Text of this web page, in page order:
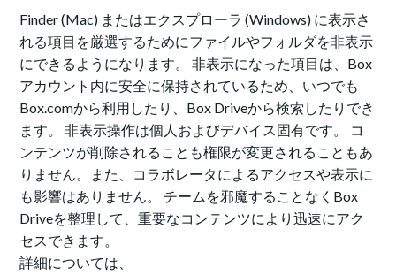
Finder (Mac) またはエクスプローラ (Windows) に表示さ
れる項目を厳選するためにファイルやフォルダを非表示
にできるようになります。 非表示になった項目は、Box
アカウント内に安全に保持されているため、いつでも
Box.comから利用したり、Box Driveから検索したりでき
ます。 非表示操作は個人およびデバイス固有です。 コ
ンテンツが削除されることも権限が変更されることもあ
りません。また、コラボレータによるアクセスや表示に
も影響はありません。 チームを邪魔することなくBox
Driveを整理して、重要なコンテンツにより迅速にアク
セスできます。
詳細については、